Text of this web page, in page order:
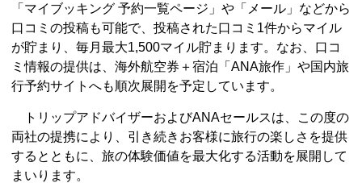
「マイブッキング 予約一覧ページ」や「メール」などから
口コミの投稿も可能で、投稿された口コミ1件からマイル
が貯まり、毎月最大1,500マイル貯まります。なお、口コ
ミ情報の提供は、海外航空券＋宿泊「ANA旅作」や国内旅
行予約サイトへも順次展開を予定しています。
トリップアドバイザーおよびANAセールスは、この度の
両社の提携により、引き続きお客様に旅行の楽しさを提供
するとともに、旅の体験価値を最大化する活動を展開して
まいります。